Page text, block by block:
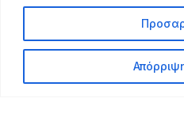
Προϊόντα
Τρόποι Αποστολής